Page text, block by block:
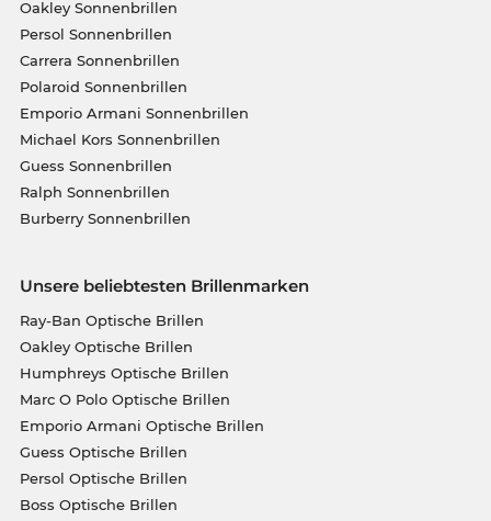
Oakley Sonnenbrillen
Persol Sonnenbrillen
Carrera Sonnenbrillen
Polaroid Sonnenbrillen
Emporio Armani Sonnenbrillen
Michael Kors Sonnenbrillen
Guess Sonnenbrillen
Ralph Sonnenbrillen
Burberry Sonnenbrillen
Unsere beliebtesten Brillenmarken
Ray-Ban Optische Brillen
Oakley Optische Brillen
Humphreys Optische Brillen
Marc O Polo Optische Brillen
Emporio Armani Optische Brillen
Guess Optische Brillen
Persol Optische Brillen
Boss Optische Brillen